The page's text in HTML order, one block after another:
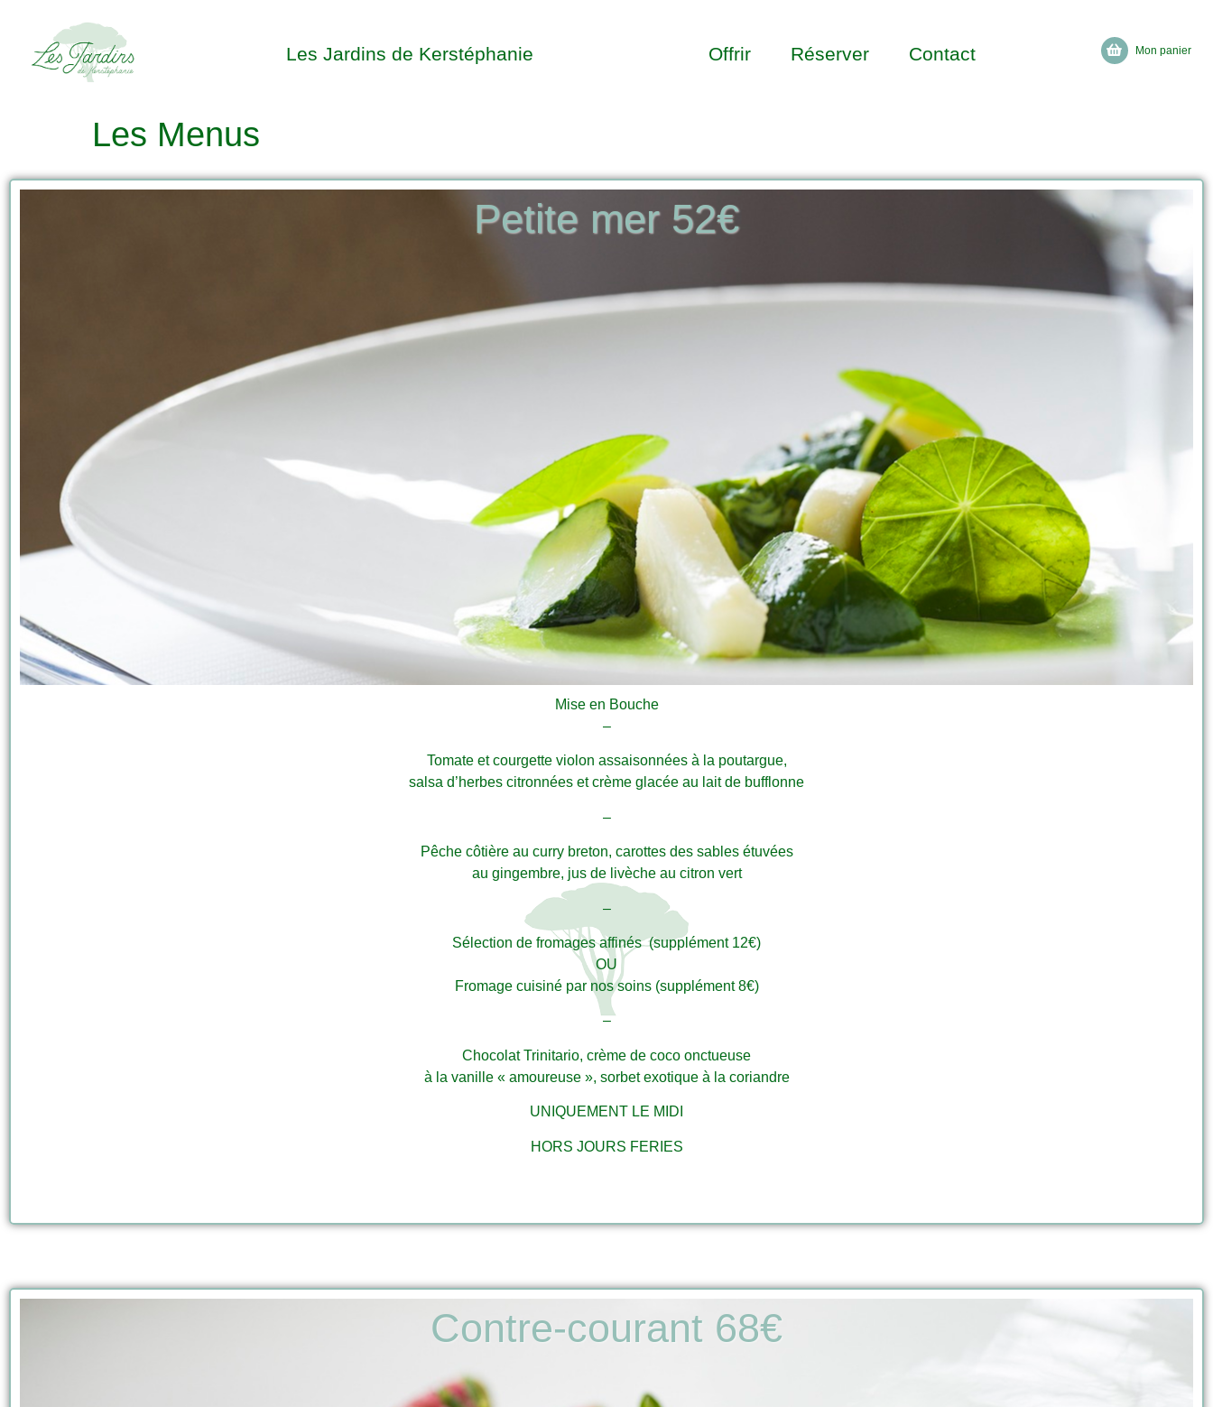
Les Jardins de Kerstéphanie Offrir Réserver Contact Mon panier
Les Menus
Petite mer 52€
Mise en Bouche
–
Tomate et courgette violon assaisonnées à la poutargue,
salsa d’herbes citronnées et crème glacée au lait de bufflonne
–
Pêche côtière au curry breton, carottes des sables étuvées
au gingembre, jus de livèche au citron vert
–
Sélection de fromages affinés (supplément 12€)
OU
Fromage cuisiné par nos soins (supplément 8€)
–
Chocolat Trinitario, crème de coco onctueuse
à la vanille « amoureuse », sorbet exotique à la coriandre
UNIQUEMENT LE MIDI
HORS JOURS FERIES
Contre-courant 68€